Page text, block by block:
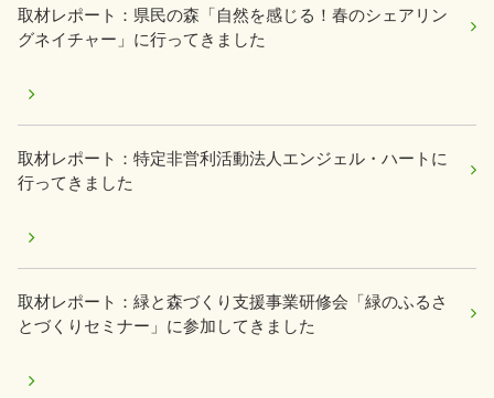
取材レポート：県民の森「自然を感じる！春のシェアリン
グネイチャー」に行ってきました
取材レポート：特定非営利活動法人エンジェル・ハートに
行ってきました
取材レポート：緑と森づくり支援事業研修会「緑のふるさ
とづくりセミナー」に参加してきました